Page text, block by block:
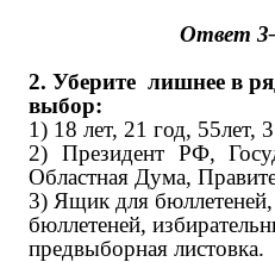
Ответ
2. Уберите лишнее в
выбор:
1) 18 лет, 21 год, 55лет,
2) Президент РФ,
Областная Дума,
3) Ящик для бюллетеней,
бюллетеней,
предвыборная листовка.